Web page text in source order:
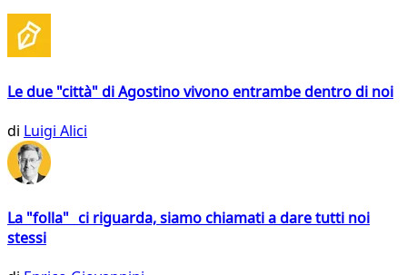
Le due "città" di Agostino vivono entrambe dentro di noi
di Luigi Alici
La "folla" ci riguarda, siamo chiamati a dare tutti noi
stessi